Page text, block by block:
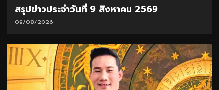
สรุปข่าวประจำวันที่ 9 สิงหาคม 2569
09/08/2026